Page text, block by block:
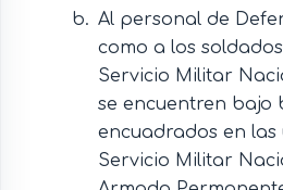
Al personal de
como a los
Servicio Militar
se encuentren bajo
encuadrados en las
Servicio Militar